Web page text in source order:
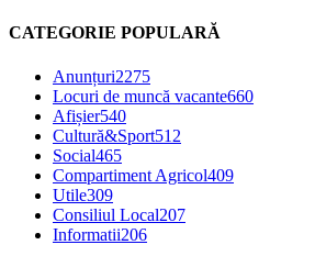
CATEGORIE POPULARĂ
Anunțuri2275
Locuri de muncă vacante660
Afișier540
Cultură&Sport512
Social465
Compartiment Agricol409
Utile309
Consiliul Local207
Informatii206